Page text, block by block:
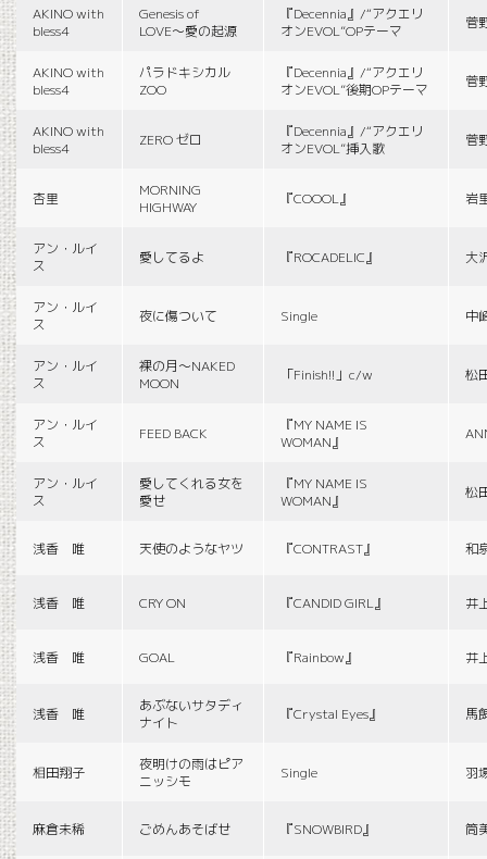
AKINO with
bless4
Genesis of
LOVE〜愛の起源
『Decennia』/“アクエリ
オンEVOL”OPテーマ
菅
AKINO with
bless4
パラドキシカル
ZOO
『Decennia』/“アクエリ
オンEVOL”後期OPテーマ
菅
AKINO with
bless4
ZERO ゼロ
『Decennia』/“アクエリ
オンEVOL”挿入歌
菅
杏里
MORNING
HIGHWAY
『COOOL』 岩
アン・ルイ
ス
愛してるよ 『ROCADELIC』 大
アン・ルイ
ス
夜に傷ついて Single 中
アン・ルイ
ス
裸の月〜NAKED
MOON
「Finish!!」c/w 松
アン・ルイ
ス
FEED BACK
『MY NAME IS
WOMAN』
アン・ルイ
ス
愛してくれる女を
愛せ
『MY NAME IS
WOMAN』
松
浅香 唯 天使のようなヤツ 『CONTRAST』 和
浅香 唯 CRY ON 『CANDID GIRL』 井
浅香 唯 GOAL 『Rainbow』 井
浅香 唯
あぶないサタディ
ナイト
『Crystal Eyes』 馬
相田翔子
夜明けの雨はピア
ニッシモ
Single 羽
麻倉未稀 ごめんあそばせ 『SNOWBIRD』 筒